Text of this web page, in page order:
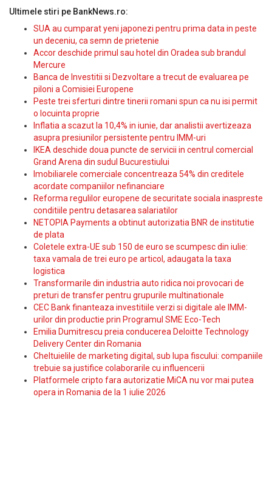
Ultimele stiri pe BankNews.ro:
SUA au cumparat yeni japonezi pentru prima data in peste
un deceniu, ca semn de prietenie
Accor deschide primul sau hotel din Oradea sub brandul
Mercure
Banca de Investitii si Dezvoltare a trecut de evaluarea pe
piloni a Comisiei Europene
Peste trei sferturi dintre tinerii romani spun ca nu isi permit
o locuinta proprie
Inflatia a scazut la 10,4% in iunie, dar analistii avertizeaza
asupra presiunilor persistente pentru IMM-uri
IKEA deschide doua puncte de servicii in centrul comercial
Grand Arena din sudul Bucurestiului
Imobiliarele comerciale concentreaza 54% din creditele
acordate companiilor nefinanciare
Reforma regulilor europene de securitate sociala inaspreste
conditiile pentru detasarea salariatilor
NETOPIA Payments a obtinut autorizatia BNR de institutie
de plata
Coletele extra-UE sub 150 de euro se scumpesc din iulie:
taxa vamala de trei euro pe articol, adaugata la taxa
logistica
Transformarile din industria auto ridica noi provocari de
preturi de transfer pentru grupurile multinationale
CEC Bank finanteaza investitiile verzi si digitale ale IMM-
urilor din productie prin Programul SME Eco-Tech
Emilia Dumitrescu preia conducerea Deloitte Technology
Delivery Center din Romania
Cheltuielile de marketing digital, sub lupa fiscului: companiile
trebuie sa justifice colaborarile cu influencerii
Platformele cripto fara autorizatie MiCA nu vor mai putea
opera in Romania de la 1 iulie 2026